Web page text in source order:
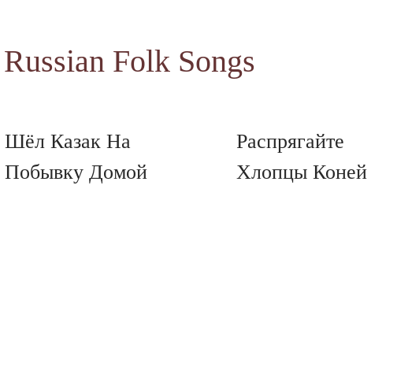
Folk Songs
Шёл Казак На
Побывку Домой
Распрягайте
Хлопцы Коней